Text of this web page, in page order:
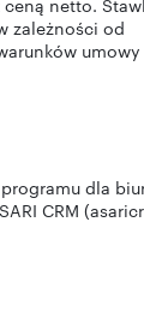
ceną netto.
zależności od
umowy
dla
CRM